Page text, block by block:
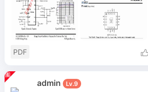
PDF 
admin Lv.9